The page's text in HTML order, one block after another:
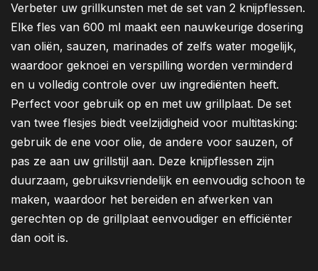
Verbeter uw grillkunsten met de set van 2 knijpflessen.
Elke fles van 600 ml maakt een nauwkeurige dosering
van oliën, sauzen, marinades of zelfs water mogelijk,
waardoor geknoei en verspilling worden verminderd
en u volledig controle over uw ingrediënten heeft.
Perfect voor gebruik op en met uw grillplaat. De set
van twee flesjes biedt veelzijdigheid voor multitasking:
gebruik de ene voor olie, de andere voor sauzen, of
pas ze aan uw grillstijl aan. Deze knijpflessen zijn
duurzaam, gebruiksvriendelijk en eenvoudig schoon te
maken, waardoor het bereiden en afwerken van
gerechten op de grillplaat eenvoudiger en efficiënter
dan ooit is.